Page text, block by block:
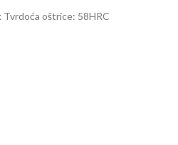
oštrice: 58HRC